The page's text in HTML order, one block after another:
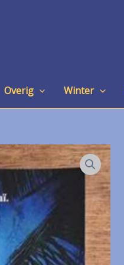
Overig Winter